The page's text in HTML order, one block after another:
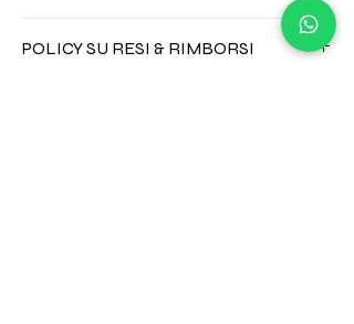
acqua, alcool etilico, estratti alcolici di:
Trifoglio dei prati (Trifolium pratense L.)
POLICY SU RESI & RIMBORSI